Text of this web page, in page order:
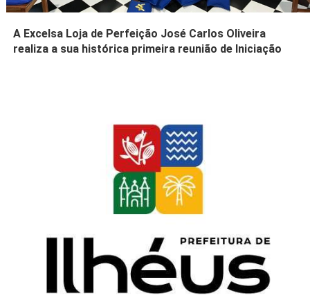
A Excelsa Loja de Perfeição José Carlos Oliveira
realiza a sua histórica primeira reunião de Iniciação